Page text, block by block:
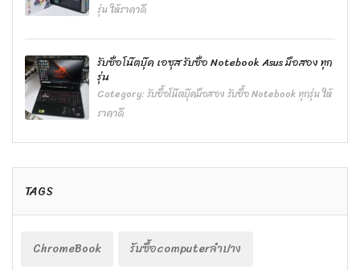
รุ่น ให้ราคาดี
รับซื้อโน๊ตบุ๊ค เอซุส รับซื้อ Notebook Asus มือสอง ทุก
รุ่น
Category:รับซื้อโน๊ตบุ๊คมือสอง รับซื้อ Notebook ทุกรุ่น ให้
ราคาดี
TAGS
ChromeBook
รับซื้อcomputerลำปาง